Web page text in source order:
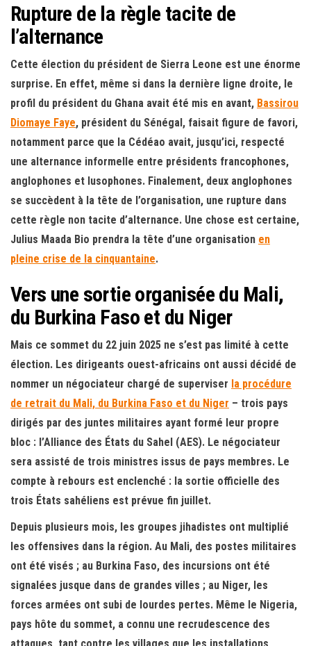
Rupture de la règle tacite de
l’alternance
Cette élection du président de Sierra Leone est une énorme
surprise. En effet, même si dans la dernière ligne droite, le
profil du président du Ghana avait été mis en avant, Bassirou
Diomaye Faye, président du Sénégal, faisait figure de favori,
notamment parce que la Cédéao avait, jusqu’ici, respecté
une alternance informelle entre présidents francophones,
anglophones et lusophones. Finalement, deux anglophones
se succèdent à la tête de l’organisation, une rupture dans
cette règle non tacite d’alternance. Une chose est certaine,
Julius Maada Bio prendra la tête d’une organisation en
pleine crise de la cinquantaine.
Vers une sortie organisée du Mali,
du Burkina Faso et du Niger
Mais ce sommet du 22 juin 2025 ne s’est pas limité à cette
élection. Les dirigeants ouest-africains ont aussi décidé de
nommer un négociateur chargé de superviser la procédure
de retrait du Mali, du Burkina Faso et du Niger – trois pays
dirigés par des juntes militaires ayant formé leur propre
bloc : l’Alliance des États du Sahel (AES). Le négociateur
sera assisté de trois ministres issus de pays membres. Le
compte à rebours est enclenché : la sortie officielle des
trois États sahéliens est prévue fin juillet.
Depuis plusieurs mois, les groupes jihadistes ont multiplié
les offensives dans la région. Au Mali, des postes militaires
ont été visés ; au Burkina Faso, des incursions ont été
signalées jusque dans de grandes villes ; au Niger, les
forces armées ont subi de lourdes pertes. Même le Nigeria,
pays hôte du sommet, a connu une recrudescence des